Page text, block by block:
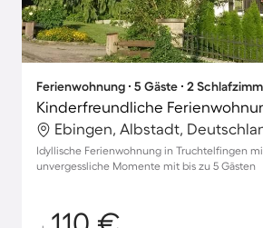
Ferienwohnung ∙ 5 Gäste ∙ 2
Ebingen, Albstadt,
Idyllische Ferienwohnung in Truchtelfingen
unvergessliche Momente mit bis zu 5 Gästen